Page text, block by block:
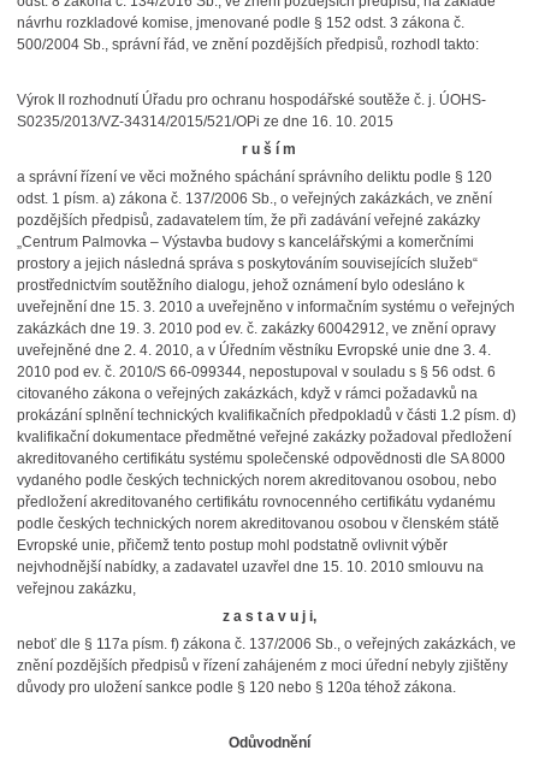
návrhu rozkladové komise, jmenované podle § 152 odst. 3 zákona č.
500/2004 Sb., správní řád, ve znění pozdějších předpisů, rozhodl takto:
Výrok II rozhodnutí Úřadu pro ochranu hospodářské soutěže č. j. ÚOHS-
S0235/2013/VZ-34314/2015/521/OPi ze dne 16. 10. 2015
r u š í m
a správní řízení ve věci možného spáchání správního deliktu podle § 120
odst. 1 písm. a) zákona č. 137/2006 Sb., o veřejných zakázkách, ve znění
pozdějších předpisů, zadavatelem tím, že při zadávání veřejné zakázky
„Centrum Palmovka – Výstavba budovy s kancelářskými a komerčními
prostory a jejich následná správa s poskytováním souvisejících služeb“
prostřednictvím soutěžního dialogu, jehož oznámení bylo odesláno k
uveřejnění dne 15. 3. 2010 a uveřejněno v informačním systému o veřejných
zakázkách dne 19. 3. 2010 pod ev. č. zakázky 60042912, ve znění opravy
uveřejněné dne 2. 4. 2010, a v Úředním věstníku Evropské unie dne 3. 4.
2010 pod ev. č. 2010/S 66-099344, nepostupoval v souladu s § 56 odst. 6
citovaného zákona o veřejných zakázkách, když v rámci požadavků na
prokázání splnění technických kvalifikačních předpokladů v části 1.2 písm. d)
kvalifikační dokumentace předmětné veřejné zakázky požadoval předložení
akreditovaného certifikátu systému společenské odpovědnosti dle SA 8000
vydaného podle českých technických norem akreditovanou osobou, nebo
předložení akreditovaného certifikátu rovnocenného certifikátu vydanému
podle českých technických norem akreditovanou osobou v členském státě
Evropské unie, přičemž tento postup mohl podstatně ovlivnit výběr
nejvhodnější nabídky, a zadavatel uzavřel dne 15. 10. 2010 smlouvu na
veřejnou zakázku,
z a s t a v u j i,
neboť dle § 117a písm. f) zákona č. 137/2006 Sb., o veřejných zakázkách, ve
znění pozdějších předpisů v řízení zahájeném z moci úřední nebyly zjištěny
důvody pro uložení sankce podle § 120 nebo § 120a téhož zákona.
Odůvodnění